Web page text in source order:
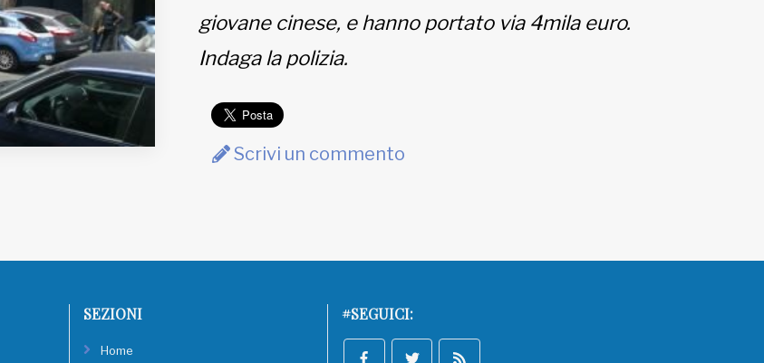
giovane cinese, e hanno portato via 4mila euro.
Indaga la polizia.
Scrivi un commento
SEZIONI
Home
#SEGUICI: